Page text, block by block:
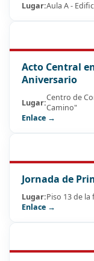
Lugar:Aula A -
Acto Central
Aniversario
Lugar:Centro de
Camino"
Enlace →
Jornada de
Lugar:Piso 13 de
Enlace →